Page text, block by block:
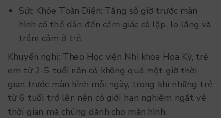
Sức Khỏe Toàn Diện: Tăng số giờ trước màn
hình có thể dẫn đến cảm giác cô lập, lo lắng và
trầm cảm ở trẻ.
Khuyến nghị: Theo Học viện Nhi khoa Hoa Kỳ, trẻ
em từ 2-5 tuổi nên có không quá một giờ thời
gian trước màn hình mỗi ngày, trong khi những trẻ
từ 6 tuổi trở lên nên có giới hạn nghiêm ngặt về
thời gian mà chúng dành cho màn hình.